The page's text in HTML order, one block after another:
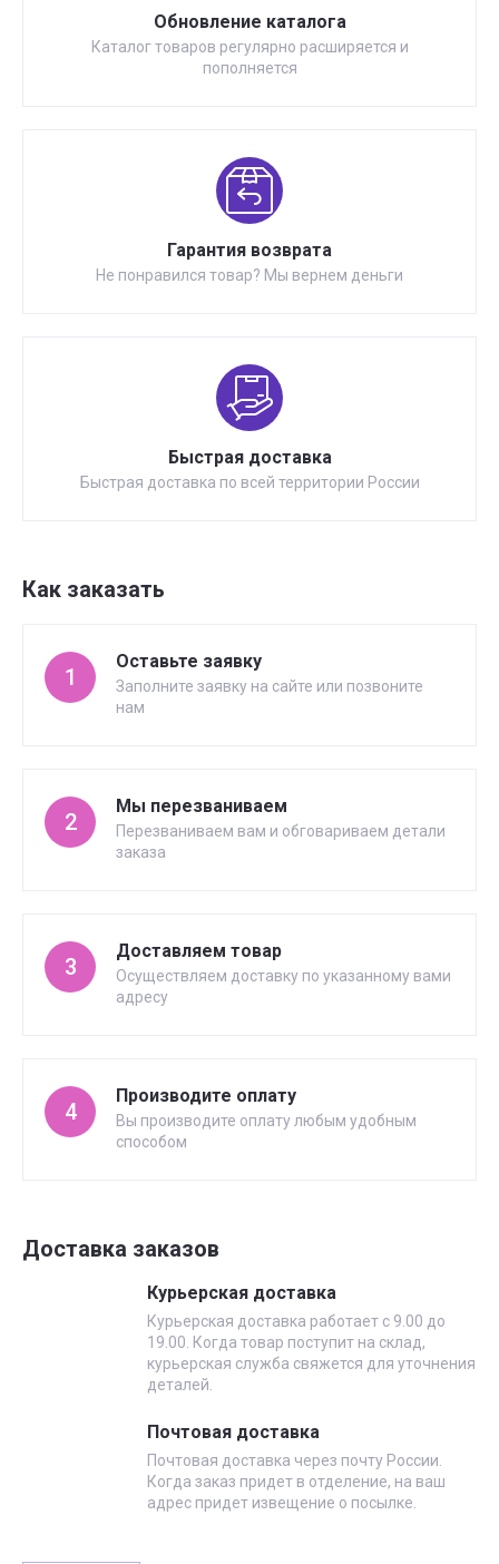
Обновление каталога
Каталог товаров регулярно расширяется и
пополняется
Гарантия возврата
Не понравился товар? Мы вернем деньги
Быстрая доставка
Быстрая доставка по всей территории России
Как заказать
1
Оставьте заявку
Заполните заявку на сайте или позвоните
нам
2
Мы перезваниваем
Перезваниваем вам и обговариваем детали
заказа
3
Доставляем товар
Осуществляем доставку по указанному вами
адресу
4
Производите оплату
Вы производите оплату любым удобным
способом
Доставка заказов
Курьерская доставка
Курьерская доставка работает с 9.00 до
19.00. Когда товар поступит на склад,
курьерская служба свяжется для уточнения
деталей.
Почтовая доставка
Почтовая доставка через почту России.
Когда заказ придет в отделение, на ваш
адрес придет извещение о посылке.